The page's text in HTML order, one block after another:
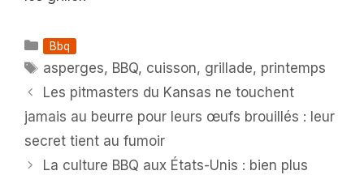
Catégories
Bbq
Étiquettes
asperges, BBQ, cuisson, grillade, printemps
Les pitmasters du Kansas ne touchent
jamais au beurre pour leurs œufs brouillés : leur
secret tient au fumoir
La culture BBQ aux États-Unis : bien plus